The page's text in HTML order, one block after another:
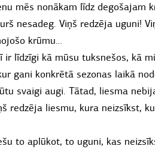
mēs nonākam līdz degošajam
nesadeg. Viņš redzēja uguni!
krūmu…
ir līdzīgi kā mūsu tuksnešos, kā
gani konkrētā sezonas laikā
svaigi augi. Tātad, liesma
redzēja liesmu, kura neizsīkst,
to aplūkot, to uguni, kas